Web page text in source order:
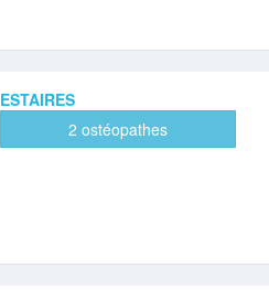
ESTAIRES
2 ostéopathes